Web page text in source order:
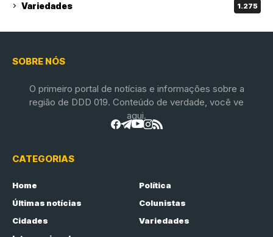
Variedades 1.275
SOBRE NÓS
O primeiro portal de notícias e informações sobre a
região de DDD 019. Conteúdo de verdade, você ve
aqui.
CATEGORIAS
Home
Política
Últimas notícias
Colunistas
Cidades
Variedades